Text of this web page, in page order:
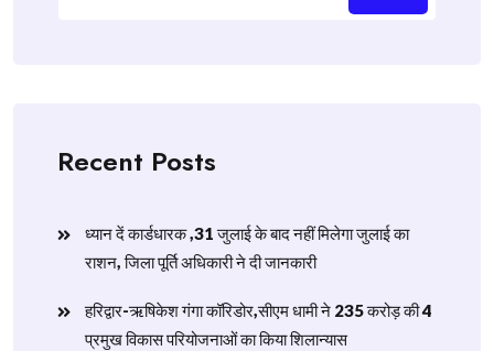
Recent Posts
ध्यान दें कार्डधारक ,31 जुलाई के बाद नहीं मिलेगा जुलाई का
राशन, जिला पूर्ति अधिकारी ने दी जानकारी
हरिद्वार-ऋषिकेश गंगा कॉरिडोर,सीएम धामी ने 235 करोड़ की 4
प्रमुख विकास परियोजनाओं का किया शिलान्यास